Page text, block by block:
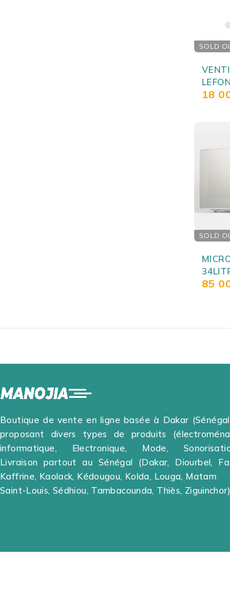
SOLD
AVEC
18
SOLD
85
Boutique de vente en ligne basée à Dakar
proposant divers types de produits
informatique, Electronique, Mode,
Livraison partout au Sénégal (Dakar, Diourbel,
Kaffrine, Kaolack, Kédougou, Kolda, Louga, Matam
Saint-Louis, Sédhiou, Tambacounda, Thiès,